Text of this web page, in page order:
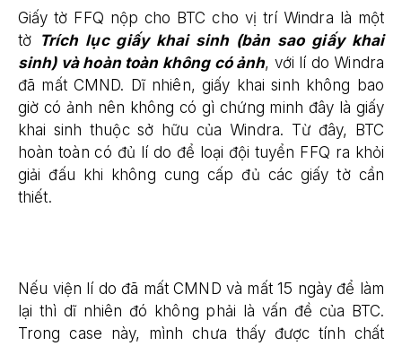
Giấy tờ FFQ nộp cho BTC cho vị trí Windra là một
tờ Trích lục giấy khai sinh (bản sao giấy khai
sinh) và hoàn toàn không có ảnh, với lí do Windra
đã mất CMND. Dĩ nhiên, giấy khai sinh không bao
giờ có ảnh nên không có gì chứng minh đây là giấy
khai sinh thuộc sở hữu của Windra. Từ đây, BTC
hoàn toàn có đủ lí do để loại đội tuyển FFQ ra khỏi
giải đấu khi không cung cấp đủ các giấy tờ cần
thiết.
Nếu viện lí do đã mất CMND và mất 15 ngày để làm
lại thì dĩ nhiên đó không phải là vấn đề của BTC.
Trong case này, mình chưa thấy được tính chất